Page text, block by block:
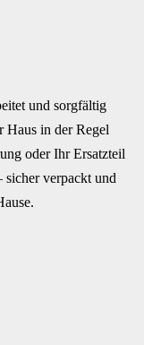
und sorgfältig
Haus in der Regel
oder Ihr Ersatzteil
verpackt und